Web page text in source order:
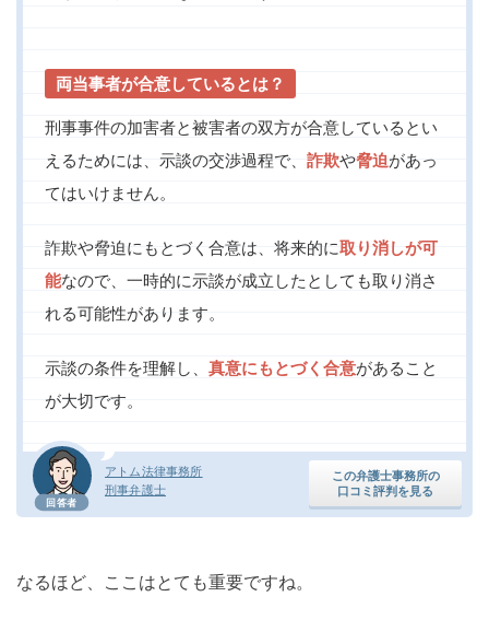
回答者
アトム法律事務所
刑事弁護士
この弁護士事務所の
口コミ評判を見る
両当事者が合意しているとは？
刑事事件の加害者と被害者の双方が合意しているとい
えるためには、示談の交渉過程で、 詐欺や脅迫があっ
てはいけません。
詐欺や脅迫にもとづく合意は、将来的に取り消しが可
能なので、一時的に示談が成立したとしても取り消さ
れる可能性があります。
示談の条件を理解し、 真意にもとづく合意があること
が大切です。
なるほど、ここはとても重要ですね。